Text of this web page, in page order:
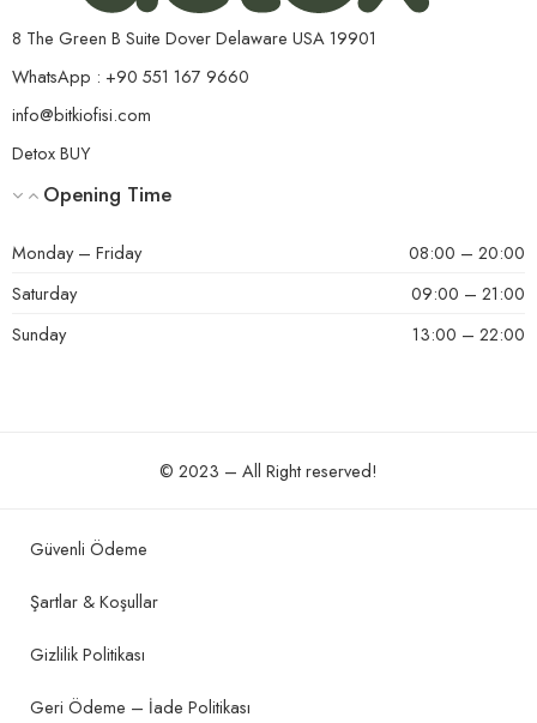
8 The Green B Suite Dover Delaware USA 19901
WhatsApp : +90 551 167 9660
info@bitkiofisi.com
Detox BUY
Opening Time
Monday – Friday
08:00 – 20:00
Saturday
09:00 – 21:00
Sunday
13:00 – 22:00
© 2023 – All Right reserved!
Güvenli Ödeme
Şartlar & Koşullar
Gizlilik Politikası
Geri Ödeme – İade Politikası